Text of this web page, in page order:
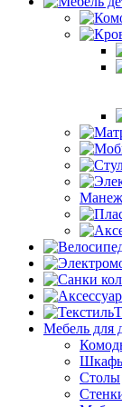
Мебель для
Столы